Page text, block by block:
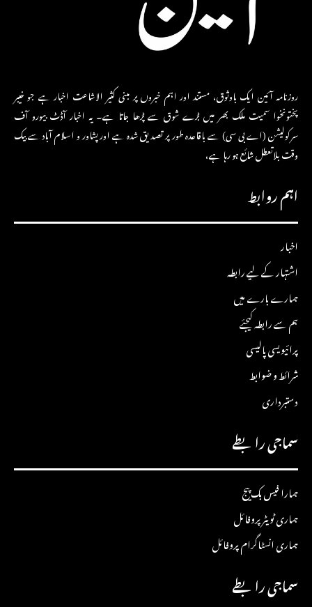
روزنامہ آئین ایک باوثوق، مستند اور اہم خبروں پر مبنی کثیر الاشاعت اخبار ہے جو خیبر
پختونخوا سمیت ملک بھر میں بڑے شوق سے پڑھا جاتا ہے۔ یہ اخبار آڈٹ بیورو آف
سرکولیشن (اے بی سی) سے باقاعدہ طور پر تصدیق شدہ ہے اور پشاور و اسلام آباد سے بیک
وقت بلاتعطل شائع ہو رہا ہے،
اہم روابط
اخبار
اشتہار کے لیے رابطہ
ہمارے بارے میں
ہم سے رابطہ کیجئے
پرائیویسی پالیسی
شرائط و ضوابط
دستبرداری
سماجی رابطے
ہمارا فیس بک پیج
ہماری ٹویٹر پروفائل
ہماری انسٹاگرام پروفائل
سماجی رابطے